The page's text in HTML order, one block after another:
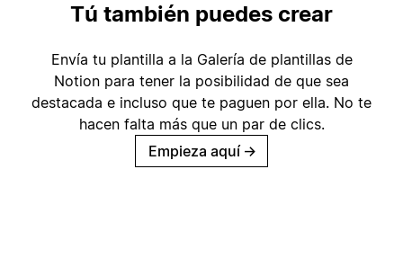
Tú también puedes crear
Envía tu plantilla a la Galería de plantillas de
Notion para tener la posibilidad de que sea
destacada e incluso que te paguen por ella. No te
hacen falta más que un par de clics.
Empieza aquí →